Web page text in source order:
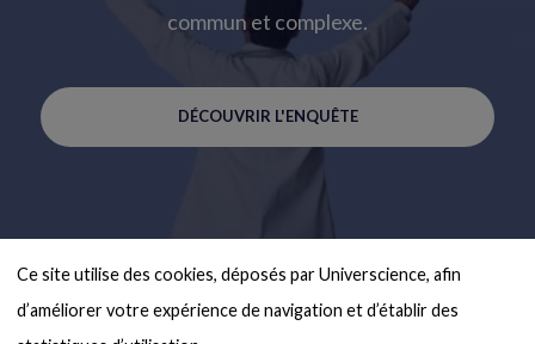
Ce site utilise des cookies, déposés par Universcience, afin
d’améliorer votre expérience de navigation et d’établir des
commun et complexe.
DÉCOUVRIR L'ENQUÊTE